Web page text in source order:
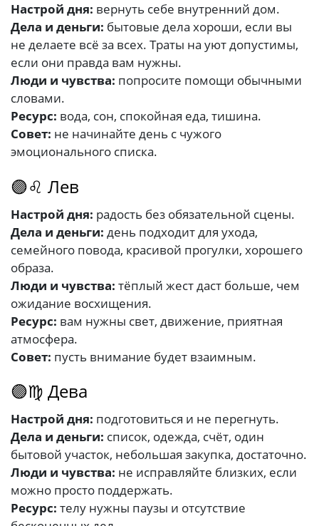
Настрой дня: вернуть себе внутренний дом.
Дела и деньги: бытовые дела хороши, если вы
не делаете всё за всех. Траты на уют допустимы,
если они правда вам нужны.
Люди и чувства: попросите помощи обычными
словами.
Ресурс: вода, сон, спокойная еда, тишина.
Совет: не начинайте день с чужого
эмоционального списка.
🟣♌ Лев
Настрой дня: радость без обязательной сцены.
Дела и деньги: день подходит для ухода,
семейного повода, красивой прогулки, хорошего
образа.
Люди и чувства: тёплый жест даст больше, чем
ожидание восхищения.
Ресурс: вам нужны свет, движение, приятная
атмосфера.
Совет: пусть внимание будет взаимным.
🟣♍ Дева
Настрой дня: подготовиться и не перегнуть.
Дела и деньги: список, одежда, счёт, один
бытовой участок, небольшая закупка, достаточно.
Люди и чувства: не исправляйте близких, если
можно просто поддержать.
Ресурс: телу нужны паузы и отсутствие